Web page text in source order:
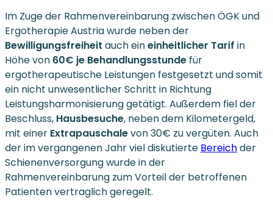
Im Zuge der Rahmenvereinbarung zwischen ÖGK und
Ergotherapie Austria wurde neben der
Bewilligungsfreiheit auch eineinheitlicher Tarif in
Höhe von 60€ je Behandlungsstunde für
ergotherapeutische Leistungen festgesetzt und somit
ein nicht unwesentlicher Schritt in Richtung
Leistungsharmonisierung getätigt. Außerdem fiel der
Beschluss, Hausbesuche, neben dem Kilometergeld,
mit einer Extrapauschalevon 30€ zu vergüten. Auch
der im vergangenen Jahr viel diskutierte Bereichder
Schienenversorgung wurde in der
Rahmenvereinbarung zum Vorteil der betroffenen
Patienten vertraglich geregelt.